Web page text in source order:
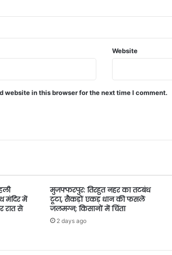
Website
website in this browser for the next time I comment.
मंदिर में
रात से
मुजफ्फरपुर: तिरहुत नहर का तटबंध
टूटा, सैकड़ों एकड़ धान की फसलें
जलमग्न; किसानों में चिंता
2 days ago